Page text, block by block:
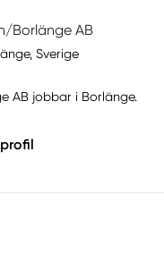
Borlänge AB
Sverige
AB jobbar i Borlänge.